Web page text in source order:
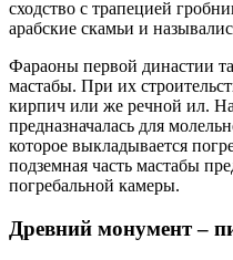
сходство с трапецией
арабские скамьи и
Фараоны первой династии
мастабы. При их
кирпич или же речной ил.
предназначалась для
которое выкладывается
подземная часть мастабы
погребальной камеры.
Древний монумент –